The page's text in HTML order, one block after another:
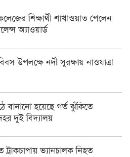
শিক্ষার্থী শাখাওয়াত পেলেন
অ্যাওয়ার্ড
উপলক্ষে নদী সুরক্ষায় নাওযাত্রা
বানানো হয়েছে গর্ত ঝুঁকিতে
দুই বিদ্যালয়
ট্রাকচাপায় ভ্যানচালক নিহত